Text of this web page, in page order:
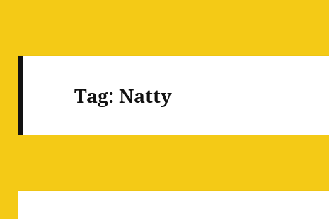
Tag:Natty